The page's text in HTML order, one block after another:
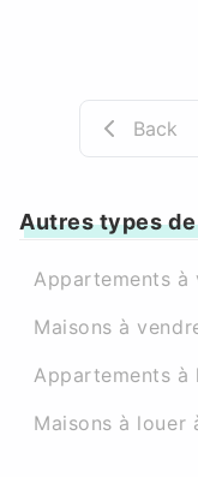
Back
Autres types
Appartements à
Maisons à
Appartements à
Maisons à louer